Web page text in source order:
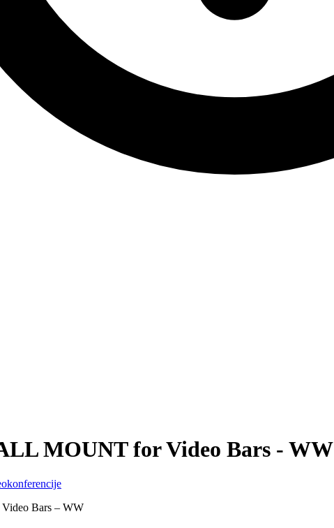
MOUNT for Video Bars - WW
Bars – WW